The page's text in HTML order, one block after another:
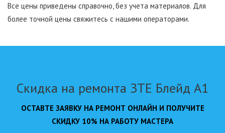
Все цены приведены справочно, без учета материалов. Для
более точной цены свяжитесь с нашими операторами.
Скидка на ремонта ЗТЕ Блейд А1
ОСТАВТЕ ЗАЯВКУ НА РЕМОНТ ОНЛАЙН И ПОЛУЧИТЕ
СКИДКУ 10% НА РАБОТУ МАСТЕРА